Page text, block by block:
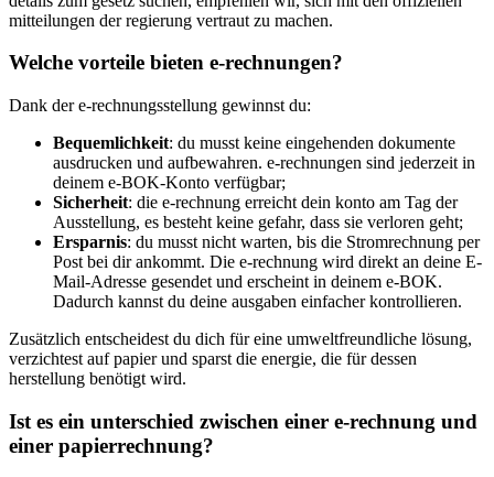
mitteilungen der regierung vertraut zu machen.
Welche vorteile bieten e-rechnungen?
Dank der e-rechnungsstellung gewinnst du:
Bequemlichkeit: du musst keine eingehenden dokumente
ausdrucken und aufbewahren. e-rechnungen sind jederzeit in
deinem e-BOK-Konto verfügbar;
Sicherheit: die e-rechnung erreicht dein konto am Tag der
Ausstellung, es besteht keine gefahr, dass sie verloren geht;
Ersparnis: du musst nicht warten, bis die Stromrechnung per
Post bei dir ankommt. Die e-rechnung wird direkt an deine E-
Mail-Adresse gesendet und erscheint in deinem e-BOK.
Dadurch kannst du deine ausgaben einfacher kontrollieren.
Zusätzlich entscheidest du dich für eine umweltfreundliche lösung,
verzichtest auf papier und sparst die energie, die für dessen
herstellung benötigt wird.
Ist es ein unterschied zwischen einer e-rechnung und
einer papierrechnung?